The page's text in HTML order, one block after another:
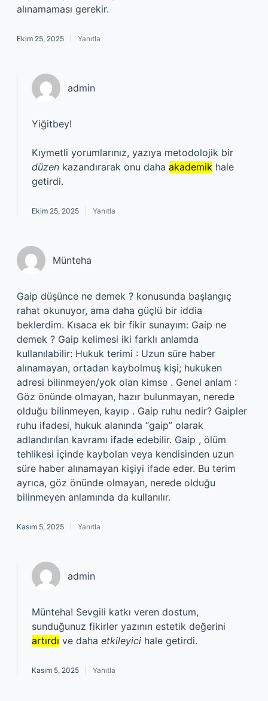
alınamaması gerekir.
Ekim 25, 2025 Yanıtla
admin
Yiğitbey!
Kıymetli yorumlarınız, yazıya metodolojik bir
düzen kazandırarak onu daha akademik hale
getirdi.
Ekim 25, 2025 Yanıtla
Münteha
Gaip düşünce ne demek ? konusunda başlangıç
rahat okunuyor, ama daha güçlü bir iddia
beklerdim. Kısaca ek bir fikir sunayım: Gaip ne
demek ? Gaip kelimesi iki farklı anlamda
kullanılabilir: Hukuk terimi : Uzun süre haber
alınamayan, ortadan kaybolmuş kişi; hukuken
adresi bilinmeyen/yok olan kimse . Genel anlam :
Göz önünde olmayan, hazır bulunmayan, nerede
olduğu bilinmeyen, kayıp . Gaip ruhu nedir? Gaipler
ruhu ifadesi, hukuk alanında “gaip” olarak
adlandırılan kavramı ifade edebilir. Gaip , ölüm
tehlikesi içinde kaybolan veya kendisinden uzun
süre haber alınamayan kişiyi ifade eder. Bu terim
ayrıca, göz önünde olmayan, nerede olduğu
bilinmeyen anlamında da kullanılır.
Kasım 5, 2025 Yanıtla
admin
Münteha! Sevgili katkı veren dostum,
sunduğunuz fikirler yazının estetik değerini
artırdı ve daha etkileyici hale getirdi.
Kasım 5, 2025 Yanıtla